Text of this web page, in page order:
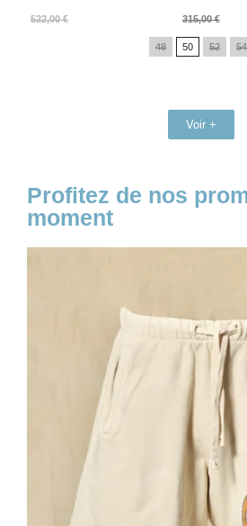
522,00 €
Prix
315,00 €
Prix
48 50 52 54
Voir +
Profitez de nos
moment